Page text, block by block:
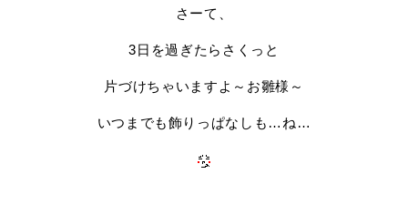
さーて、
3日を過ぎたらさくっと
片づけちゃいますよ～お雛様～
いつまでも飾りっぱなしも…ね…